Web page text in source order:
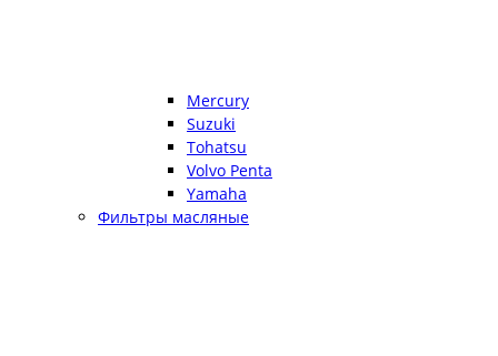
Mercury
Suzuki
Tohatsu
Volvo Penta
Yamaha
Фильтры масляные